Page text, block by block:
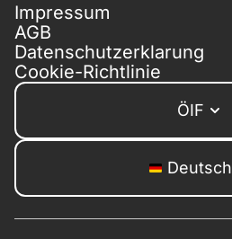
Impressum
AGB
Datenschutzerklarung
Cookie-Richtlinie
ÖIF
Deutsch